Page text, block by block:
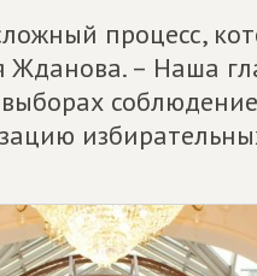
процесс,
– Наша